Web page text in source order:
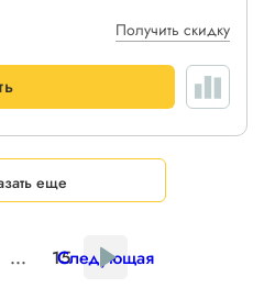
Получить скидку
еще
... 15
Следующая